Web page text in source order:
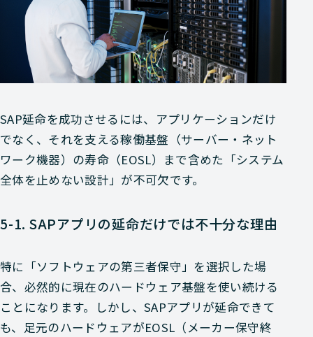
SAP延命を成功させるには、アプリケーションだけ
でなく、それを支える稼働基盤（サーバー・ネット
ワーク機器）の寿命（EOSL）まで含めた「システム
全体を止めない設計」が不可欠です。
5-1. SAPアプリの延命だけでは不十分な理由
特に「ソフトウェアの第三者保守」を選択した場
合、必然的に現在のハードウェア基盤を使い続ける
ことになります。しかし、SAPアプリが延命できて
も、足元のハードウェアがEOSL（メーカー保守終